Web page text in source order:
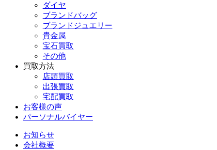
ダイヤ
ブランドバッグ
ブランドジュエリー
貴金属
宝石買取
その他
買取方法
店頭買取
出張買取
宅配買取
お客様の声
パーソナルバイヤー
お知らせ
会社概要